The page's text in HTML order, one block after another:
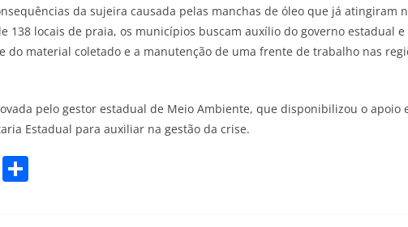
da sujeira causada pelas manchas de óleo que já atingiram
138 locais de praia, os municípios buscam auxílio do governo estadual
do material coletado e a manutenção de uma frente de trabalho nas
pelo gestor estadual de Meio Ambiente, que disponibilizou o apoio
Estadual para auxiliar na gestão da crise.
E